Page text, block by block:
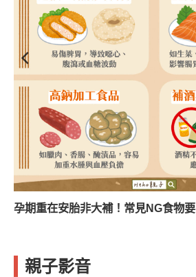
孕期重在安胎非大補！常見NG食物
親子影音